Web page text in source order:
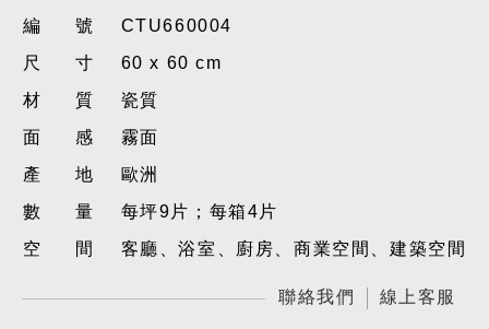
編號CTU660004
尺寸60 x 60 cm
材質瓷質
面感霧面
產地歐洲
數量每坪9片；每箱4片
空間客廳、浴室、廚房、商業空間、建築空間
聯絡我們 線上客服